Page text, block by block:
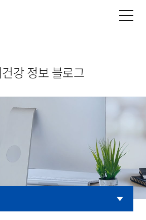
건강 정보 블로그